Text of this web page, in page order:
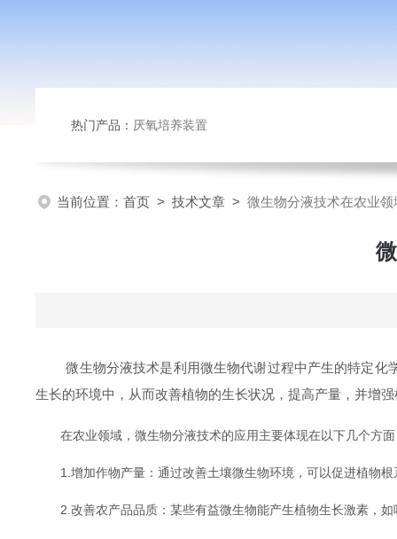
热门产品： 厌氧培养装置
当前位置： 首页 > 技术文章 > 微生物分液技术在农业
微生物分液技术是利用微生物代谢过程中产生的特定化学
生长的环境中，从而改善植物的生长状况，提高产量，并增
在农业领域，微生物分液技术的应用主要体现在以下几个方面
1.增加作物产量：通过改善土壤微生物环境，可以促进植物根
2.改善农产品品质：某些有益微生物能产生植物生长激素，如